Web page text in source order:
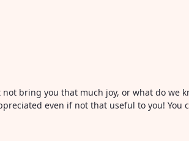
bring you that much joy, or what do we
even if not that useful to you! You